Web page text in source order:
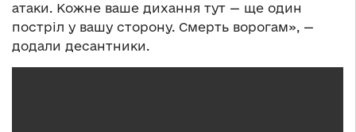
атаки. Кожне ваше дихання тут — ще один
постріл у вашу сторону. Смерть ворогам», —
додали десантники.